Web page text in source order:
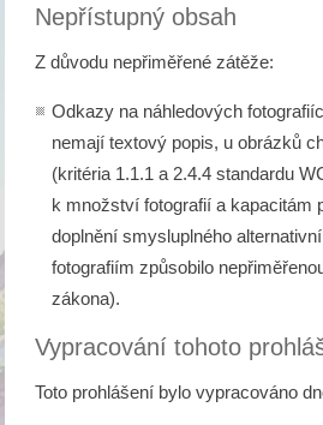
Nepřístupný obsah
Z důvodu nepřiměřené zátěže:
Odkazy na náhledových
nemají textový popis, u obrázků
(kritéria 1.1.1 a 2.4.4 standardu
k množství fotografií a kapacitám
doplnění smysluplného
fotografiím způsobilo
zákona).
Vypracování tohoto
Toto prohlášení bylo vypracováno